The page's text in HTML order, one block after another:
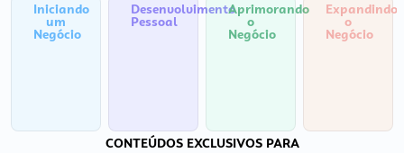
Iniciando
um
Negócio
Desenvolvimento
Pessoal
Aprimorando
o
Negócio
Expandindo
o
Negócio
CONTEÚDOS EXCLUSIVOS PARA